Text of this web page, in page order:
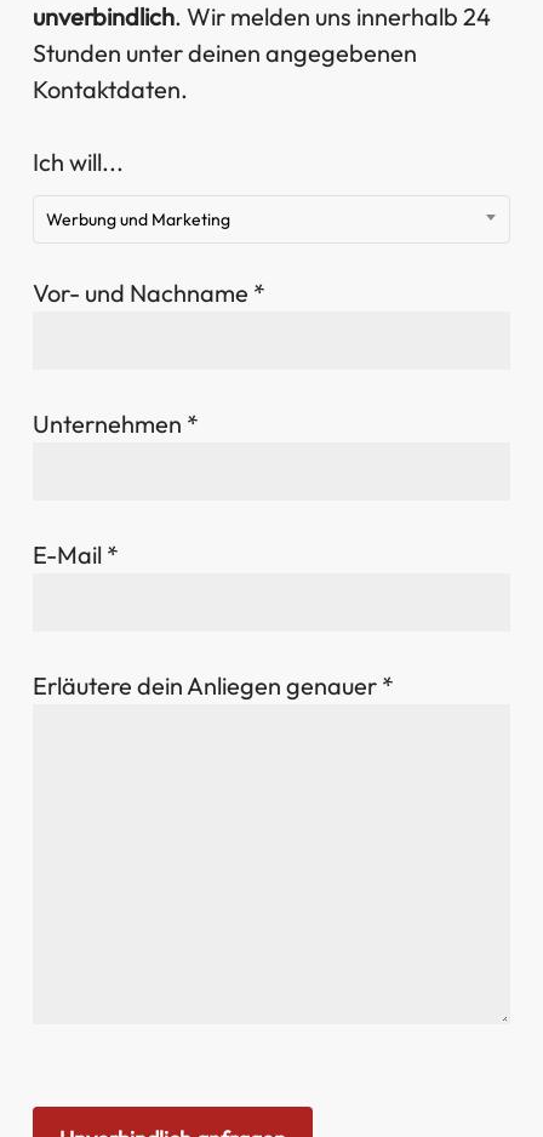
unverbindlich. Wir melden uns innerhalb 24
Stunden unter deinen angegebenen
Kontaktdaten.
Ich will...
Werbung und Marketing
Vor- und Nachname *
Unternehmen *
E-Mail *
Erläutere dein Anliegen genauer *